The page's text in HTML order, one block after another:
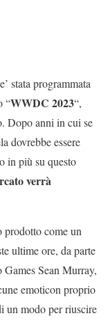
stata programmata
“WWDC 2023“,
Dopo anni in cui se
dovrebbe essere
in più su questo
verrà
prodotto come un
ultime ore, da parte
Sean Murray,
emoticon proprio
un modo per riuscire